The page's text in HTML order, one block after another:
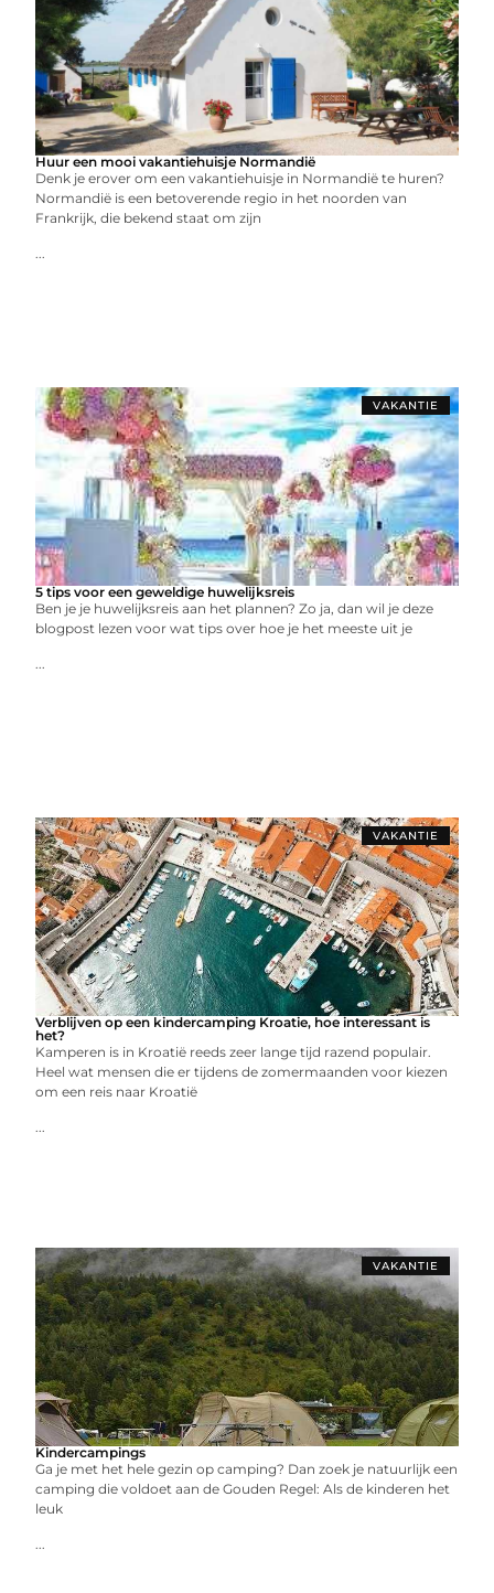
Huur een mooi vakantiehuisje Normandië
Denk je erover om een vakantiehuisje in Normandië te huren?
Normandië is een betoverende regio in het noorden van
Frankrijk, die bekend staat om zijn
...
VAKANTIE
5 tips voor een geweldige huwelijksreis
Ben je je huwelijksreis aan het plannen? Zo ja, dan wil je deze
blogpost lezen voor wat tips over hoe je het meeste uit je
...
VAKANTIE
Verblijven op een kindercamping Kroatie, hoe interessant is
het?
Kamperen is in Kroatië reeds zeer lange tijd razend populair.
Heel wat mensen die er tijdens de zomermaanden voor kiezen
om een reis naar Kroatië
...
VAKANTIE
Kindercampings
Ga je met het hele gezin op camping? Dan zoek je natuurlijk een
camping die voldoet aan de Gouden Regel: Als de kinderen het
leuk
...